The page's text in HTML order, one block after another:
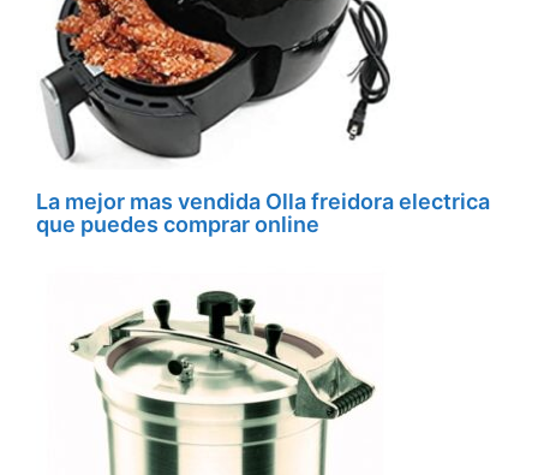
La mejor mas vendida Olla freidora electrica
que puedes comprar online